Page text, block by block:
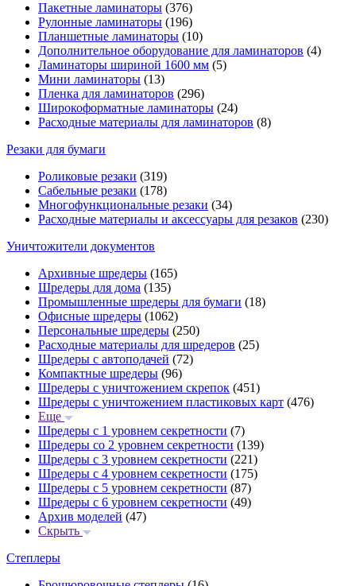
Пакетные ламинаторы (376)
Рулонные ламинаторы (196)
Планшетные ламинаторы (10)
Дополнительное оборудование для ламинаторов (4)
Ламинаторы шириной 1600 мм (5)
Мини ламинаторы (13)
Пленка для ламинаторов (296)
Широкоформатные ламинаторы (24)
Расходные материалы для ламинаторов (8)
Резаки для бумаги
Роликовые резаки (319)
Сабельные резаки (178)
Многофункциональные резаки (34)
Расходные материалы и аксессуары для резаков (230)
Уничтожители документов
Архивные шредеры (165)
Шредеры для дома (135)
Промышленные шредеры для бумаги (18)
Офисные шредеры (1062)
Персональные шредеры (250)
Расходные материалы для шредеров (25)
Шредеры с автоподачей (72)
Компактные шредеры (96)
Шредеры с уничтожением скрепок (451)
Шредеры с уничтожением пластиковых карт (476)
Еще
Шредеры с 1 уровнем секретности (7)
Шредеры со 2 уровнем секретности (139)
Шредеры с 3 уровнем секретности (221)
Шредеры с 4 уровнем секретности (175)
Шредеры с 5 уровнем секретности (87)
Шредеры с 6 уровнем секретности (49)
Архив моделей (47)
Скрыть
Степлеры